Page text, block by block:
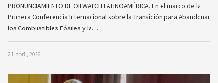
PRONUNCIAMIENTO DE OILWATCH LATINOAMÉRICA. En el marco de la
Primera Conferencia Internacional sobre la Transición para Abandonar
los Combustibles Fósiles y la…
21 abril, 2026